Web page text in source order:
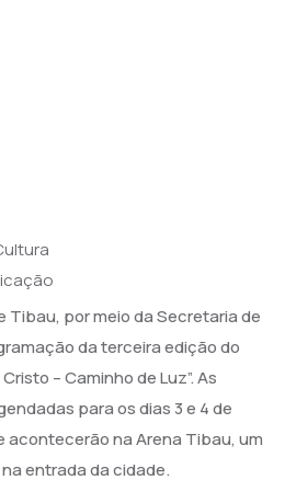
Tibau, por meio da Secretaria de
da terceira edição do
– Caminho de Luz”. As
para os dias 3 e 4 de
acontecerão na Arena Tibau, um
entrada da cidade.